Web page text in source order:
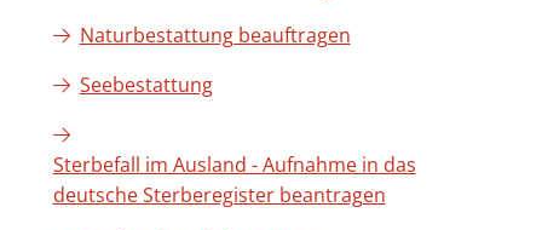
Naturbestattung beauftragen
Seebestattung
Sterbefall im Ausland - Aufnahme in das
deutsche Sterberegister beantragen